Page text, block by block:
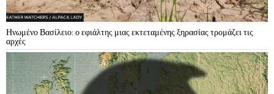
Ηνωμένο Βασίλειο: ο εφιάλτης μιας εκτεταμένης ξηρασίας τρομάζει τις
αρχές